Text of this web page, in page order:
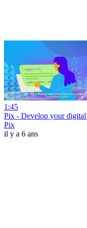
1:45
Pix - Develop your
Pix
il y a 6 ans